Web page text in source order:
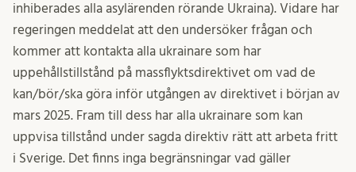
inhiberades alla asylärenden rörande Ukraina). Vidare har
regeringen meddelat att den undersöker frågan och
kommer att kontakta alla ukrainare som har
uppehållstillstånd på massflyktsdirektivet om vad de
kan/bör/ska göra inför utgången av direktivet i början av
mars 2025. Fram till dess har alla ukrainare som kan
uppvisa tillstånd under sagda direktiv rätt att arbeta fritt
i Sverige. Det finns inga begränsningar vad gäller